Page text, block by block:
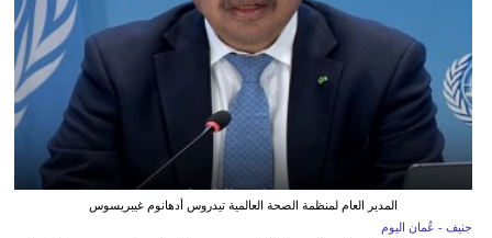
المدير العام لمنظمة الصحة العالمية تيدروس أدهانوم غيبريسوس
جنيف - عُمان اليوم